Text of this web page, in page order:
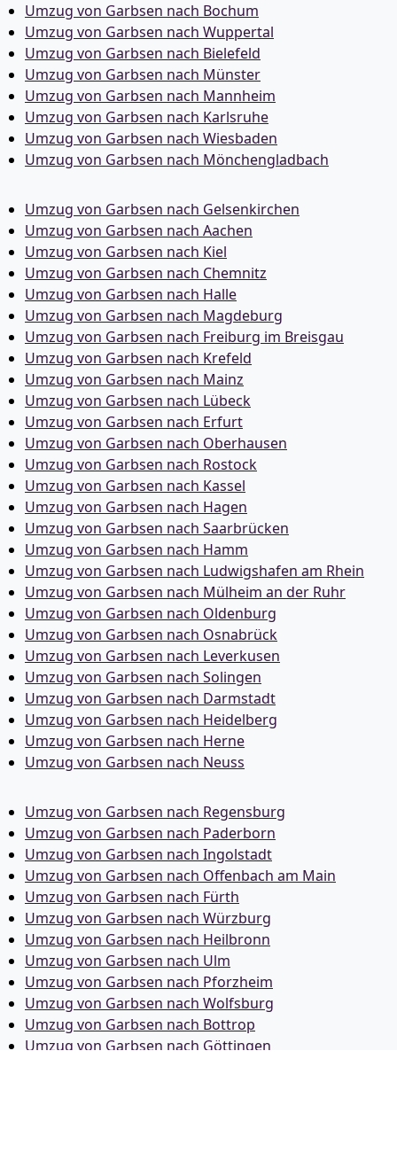
Umzug von Garbsen nach Bochum
Umzug von Garbsen nach Wuppertal
Umzug von Garbsen nach Bielefeld
Umzug von Garbsen nach Münster
Umzug von Garbsen nach Mannheim
Umzug von Garbsen nach Karlsruhe
Umzug von Garbsen nach Wiesbaden
Umzug von Garbsen nach Mönchen­gladbach
Umzug von Garbsen nach Gelsenkirchen
Umzug von Garbsen nach Aachen
Umzug von Garbsen nach Kiel
Umzug von Garbsen nach Chemnitz
Umzug von Garbsen nach Halle
Umzug von Garbsen nach Magdeburg
Umzug von Garbsen nach Freiburg im Breisgau
Umzug von Garbsen nach Krefeld
Umzug von Garbsen nach Mainz
Umzug von Garbsen nach Lübeck
Umzug von Garbsen nach Erfurt
Umzug von Garbsen nach Oberhausen
Umzug von Garbsen nach Rostock
Umzug von Garbsen nach Kassel
Umzug von Garbsen nach Hagen
Umzug von Garbsen nach Saarbrücken
Umzug von Garbsen nach Hamm
Umzug von Garbsen nach Ludwigshafen am Rhein
Umzug von Garbsen nach Mülheim an der Ruhr
Umzug von Garbsen nach Oldenburg
Umzug von Garbsen nach Osnabrück
Umzug von Garbsen nach Leverkusen
Umzug von Garbsen nach Solingen
Umzug von Garbsen nach Darmstadt
Umzug von Garbsen nach Heidelberg
Umzug von Garbsen nach Herne
Umzug von Garbsen nach Neuss
Umzug von Garbsen nach Regensburg
Umzug von Garbsen nach Paderborn
Umzug von Garbsen nach Ingolstadt
Umzug von Garbsen nach Offenbach am Main
Umzug von Garbsen nach Fürth
Umzug von Garbsen nach Würzburg
Umzug von Garbsen nach Heilbronn
Umzug von Garbsen nach Ulm
Umzug von Garbsen nach Pforzheim
Umzug von Garbsen nach Wolfsburg
Umzug von Garbsen nach Bottrop
Umzug von Garbsen nach Göttingen